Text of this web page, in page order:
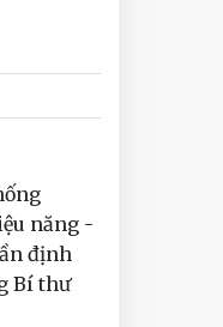
năng -
định
Bí thư